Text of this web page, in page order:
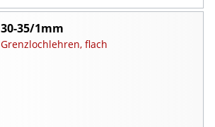
30-35/1mm
Grenzlochlehren, flach